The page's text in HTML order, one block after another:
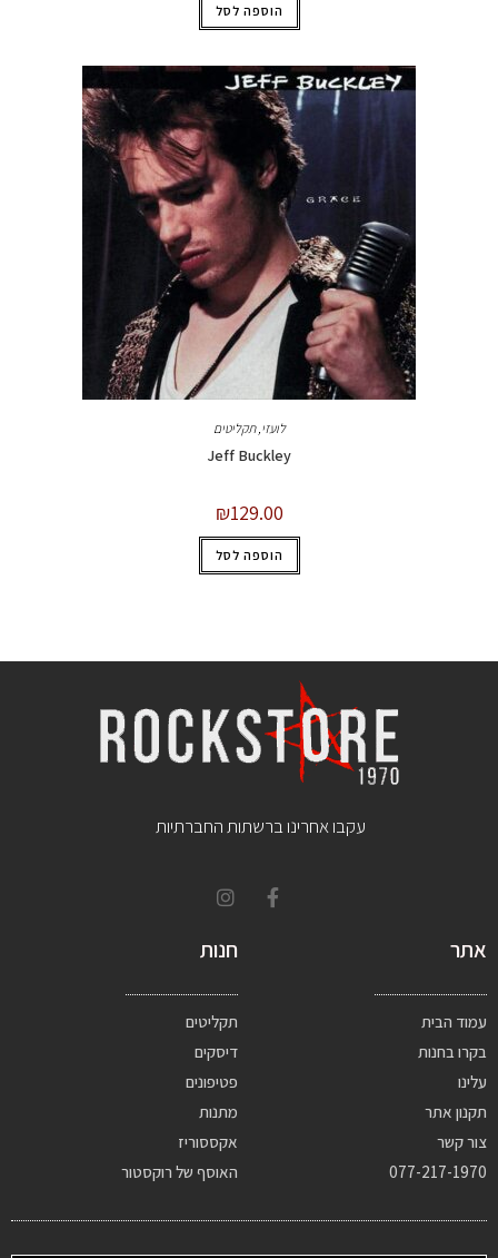
הוספה לסל
לועזי,תקליטים
Jeff Buckley
₪129.00
הוספה לסל
עקבו אחרינו ברשתות החברתיות
אתר
עמוד הבית
בקרו בחנות
עלינו
תקנון אתר
צור קשר
077-217-1970
חנות
תקליטים
דיסקים
פטיפונים
מתנות
אקססוריז
האוסף של רוקסטור